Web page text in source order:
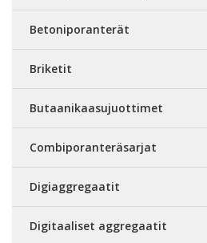
Betoniporanterät
Briketit
Butaanikaasujuottimet
Combiporanteräsarjat
Digiaggregaatit
Digitaaliset aggregaatit